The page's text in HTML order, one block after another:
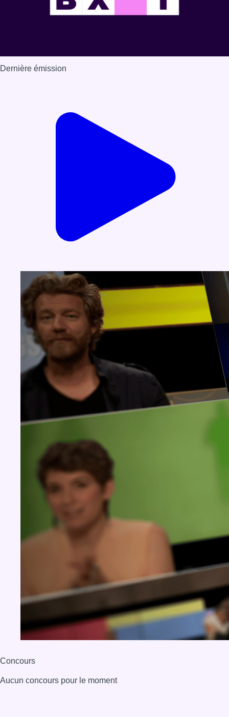
Dernière émission
Concours
Aucun concours pour le moment